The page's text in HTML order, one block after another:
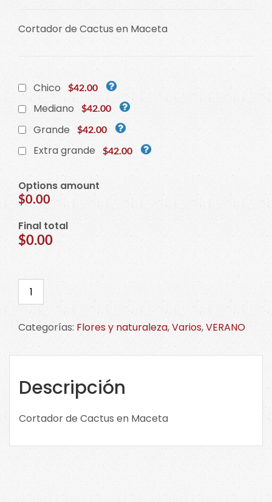
Cortador de Cactus en Maceta
Chico $42.00
Mediano $42.00
Grande $42.00
Extra grande $42.00
Options amount
$0.00
Final total
$0.00
Cortador
de
en
Haz
CLICK
en
imagen
tamaños.
Categorías: Flores y naturaleza,Varios,VERANO
Descripción
Cortador de Cactus en Maceta